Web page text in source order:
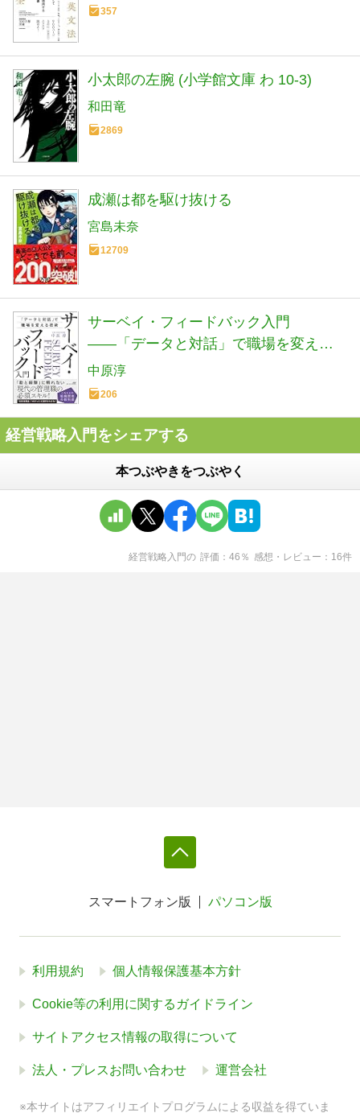
357
小太郎の左腕 (小学館文庫 わ 10-3)
和田竜
2869
成瀬は都を駆け抜ける
宮島未奈
12709
サーベイ・フィードバック入門
――「データと対話」で職場を変える
技術 【これからの組織開発の教科書】
中原淳
206
経営戦略入門をシェアする
本つぶやきをつぶやく
経営戦略入門の 評価 46 ％ 感想・レビュー 16件
スマートフォン版 パソコン版
利用規約 個人情報保護基本方針
Cookie等の利用に関するガイドライン
サイトアクセス情報の取得について
法人・プレスお問い合わせ 運営会社
※本サイトはアフィリエイトプログラムによる収益を得ていま